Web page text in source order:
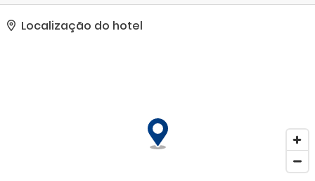
presentes/banca de jornal.. As comodidades presentes incluem
um business center 24 horas, check-in expresso e check-out
expresso. Hotel oferece instalações para eventos, como um
Localização do hotel